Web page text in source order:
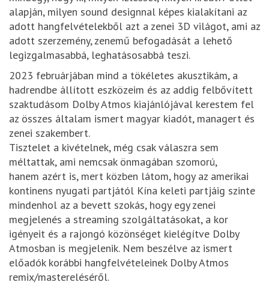
alapján, milyen sound designnal képes kialakítani az
adott hangfelvételekből azt a zenei 3D világot, ami az
adott szerzemény, zenemű befogadását a lehető
legizgalmasabbá, leghatásosabbá teszi.
2023 februárjában mind a tökéletes akusztikám, a
hadrendbe állított eszközeim és az addig felbővített
szaktudásom Dolby Atmos kiajánlójával kerestem fel
az összes általam ismert magyar kiadót, managert és
zenei szakembert.
Tisztelet a kivételnek, még csak válaszra sem
méltattak, ami nemcsak önmagában szomorú,
hanem azért is, mert közben látom, hogy az amerikai
kontinens nyugati partjától Kína keleti partjáig szinte
mindenhol az a bevett szokás, hogy egy zenei
megjelenés a streaming szolgáltatásokat, a kor
igényeit és a rajongó közönséget kielégítve Dolby
Atmosban is megjelenik. Nem beszélve az ismert
előadók korábbi hangfelvételeinek Dolby Atmos
remix/mastereléséről.